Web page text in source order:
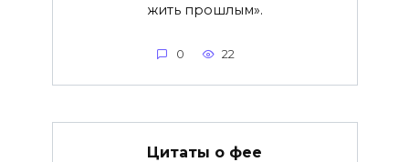
жить прошлым».
0 22
Цитаты о фее